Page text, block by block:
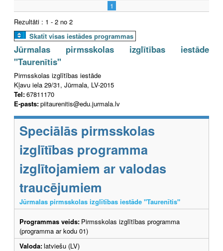
1
Rezultāti : 1 - 2 no 2
Skatīt visas iestādes programmas
Jūrmalas pirmsskolas izglītības iestāde
"Taurenītis"
Pirmsskolas izglītības iestāde
Kļavu iela 29/31, Jūrmala, LV-2015
Tel:67811170
E-pasts:piitaurenitis@edu.jurmala.lv
Speciālās pirmsskolas
izglītības programma
izglītojamiem ar valodas
traucējumiem
Jūrmalas pirmsskolas izglītības iestāde "Taurenītis"
Programmas veids: Pirmsskolas izglītības programma
(programma ar kodu 01)
Valoda:latviešu (LV)